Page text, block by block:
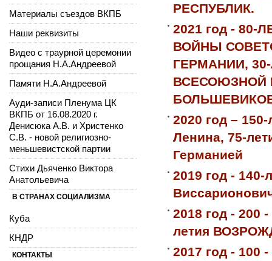
РЕСПУБЛИК.
2021 год -
ВОЙНЫ
ГЕРМАНИИ,
ВСЕСОЮЗНОЙ
2020 год –
Ленина, 75-
Германией
2019 год -
2018 год -
летия
2017 год -
Материалы съездов ВКПБ
Наши реквизиты
Видео с траурной церемонии
прощания Н.А.Андреевой
Памяти Н.А.Андреевой
Ауди-записи Пленума ЦК
ВКПБ от 16.08.2020 г.
Денисюка А.В. и Христенко
С.В. - новой религиозно-
меньшевистской партии
Стихи Дьяченко Виктора
Анатольевича
В СТРАНАХ СОЦИАЛИЗМА
Куба
КНДР
КОНТАКТЫ